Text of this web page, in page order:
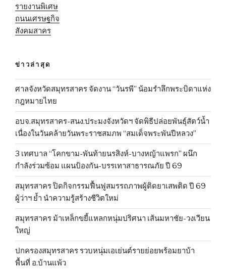
รายงานพิเศษ
ถนนเศรษฐกิจ
สังคมสาคร
ข่าวล่าสุด
ศาลจังหวัดสมุทรสาคร จัดงาน “วันรพี” น้อมรำลึกพระบิดาแห่ง
กฎหมายไทย
อบจ.สมุทรสาคร-สนง.ประมงจังหวัดฯ จัดพิธีปล่อยพันธุ์สัตว์น้ำ
เนื่องในวันคล้ายวันพระราชสมภพ “สมเด็จพระพันปีหลวง”
3 เทศบาล “โคกขาม-พันท้ายนรสิงห์-บางหญ้าแพรก” ผนึก
กำลังร่วมซ้อม แผนป้องกัน-บรรเทาสาธารณภัย ปี 69
สมุทรสาคร ปิดกิจกรรมฟื้นฟูสมรรถภาพผู้ติดยาเสพติด ปี 69
ผู้ว่าฯ ย้ำ นำความรู้สร้างชีวิตใหม่
สมุทรสาคร ม้าเหล็กขยี้แหลกหนุ่มปริศนา เส้นมหาชัย-วงเวียน
ใหญ่
ปกครองสมุทรสาคร รวบหนุ่มเอเย่นต์รายย่อยพร้อมยาบ้า
พื้นที่ อ.บ้านแพ้ว